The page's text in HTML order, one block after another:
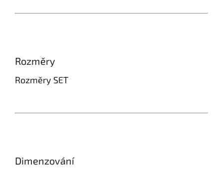
Rozměry
Rozměry SET
Dimenzování